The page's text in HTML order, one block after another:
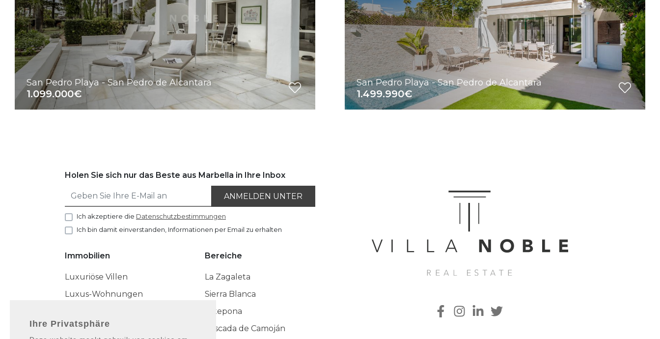
San Pedro Playa - San Pedro de Alcantara
1.099.000€
San Pedro Playa - San Pedro de Alcantara
1.499.990€
Holen Sie sich nur das Beste aus Marbella in Ihre Inbox
ANMELDEN UNTER
Ich akzeptiere die Datenschutzbestimmungen
Ich bin damit einverstanden, Informationen per Email zu erhalten
Immobilien
Luxuriöse Villen
Luxus-Wohnungen
Bereiche
La Zagaleta
Sierra Blanca
Estepona
Cascada de Camoján
Ihre Privatsphäre